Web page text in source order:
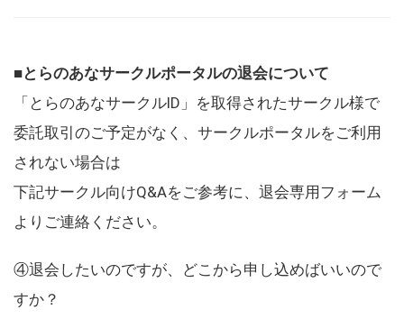
■とらのあなサークルポータルの退会について
「とらのあなサークルID」を取得されたサークル様で
委託取引のご予定がなく、サークルポータルをご利用
されない場合は
下記サークル向けQ&Aをご参考に、退会専用フォーム
よりご連絡ください。
④退会したいのですが、どこから申し込めばいいので
すか？